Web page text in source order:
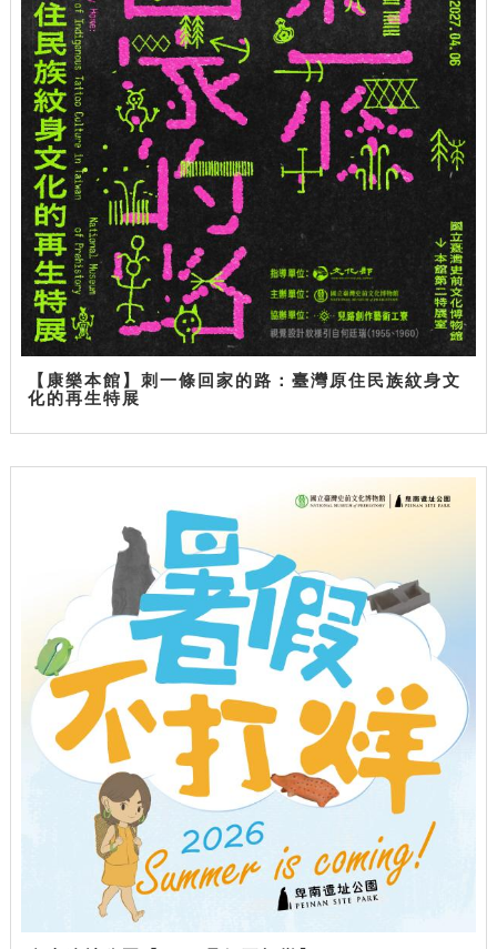
【康樂本館】刺一條回家的路：臺灣原住民族紋身文
化的再生特展